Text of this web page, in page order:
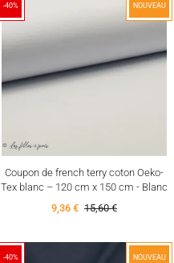
-40% NOUVEAU
Coupon de french terry coton Oeko-
Tex blanc – 120 cm x 150 cm - Blanc
9,36 € 15,60 €
-40% NOUVEAU